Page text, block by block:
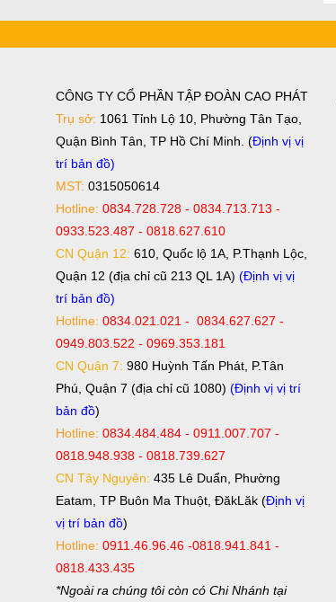
CÔNG TY CỔ PHẦN TẬP ĐOÀN CAO PHÁT
Trụ sở: 1061 Tỉnh Lộ 10, Phường Tân Tạo,
Quận Bình Tân, TP Hồ Chí Minh. (Định vị vị
trí bản đồ)
MST: 0315050614
Hotline: 0834.728.728 - 0834.713.713 -
0933.523.487 - 0818.627.610
CN Quận 12: 610, Quốc lộ 1A, P.Thạnh Lộc,
Quận 12 (địa chỉ cũ 213 QL 1A) (Định vị vị
trí bản đồ)
Hotline: 0834.021.021 - 0834.627.627 -
0949.803.522 - 0969.353.181
CN Quận 7: 980 Huỳnh Tấn Phát, P.Tân
Phú, Quận 7 (địa chỉ cũ 1080) (Định vị vị trí
bản đồ)
Hotline: 0834.484.484 - 0911.007.707 -
0818.948.938 - 0818.739.627
CN Tây Nguyên: 435 Lê Duẩn, Phường
Eatam, TP Buôn Ma Thuột, ĐăkLăk (Định vị
vị trí bản đồ)
Hotline: 0911.46.96.46 -0818.941.841 -
0818.433.435
*Ngoài ra chúng tôi còn có Chi Nhánh tại